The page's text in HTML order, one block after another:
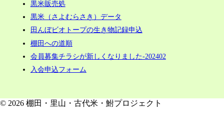
黒米販売処
黒米（さよむらさき）データ
田んぼビオトープの生き物記録申込
棚田への道順
会員募集チラシが新しくなりました-202402
入会申込フォーム
© 2026 棚田・里山・古代米・鮒プロジェクト